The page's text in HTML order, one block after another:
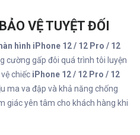
VỆ TUYỆT ĐỐI
hình iPhone 12 / 12 Pro / 12
cường gấp đôi quá trình tôi luyện
chiếc iPhone 12 / 12 Pro / 12
ma va đập và khả năng chống
giác yên tâm cho khách hàng khi